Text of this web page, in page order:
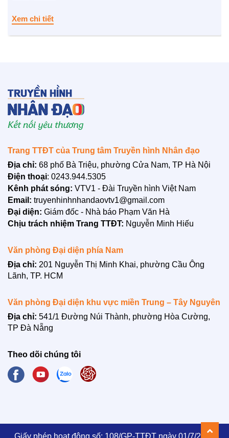
Địa chỉ nhân ái
BẠN ĐỌC
Xem chi tiết
Trang TTĐT của Trung tâm Truyền hình Nhân đạo
Địa chỉ: 68 phố Bà Triệu, phường Cửa Nam, TP Hà Nội
Điện thoại: 0243.944.5305
Kênh phát sóng: VTV1 - Đài Truyền hình Việt Nam
Email: truyenhinhnhandaovtv1@gmail.com
Đại diện: Giám đốc - Nhà báo Phạm Văn Hà
Chịu trách nhiệm Trang TTĐT: Nguyễn Minh Hiếu
Văn phòng Đại diện phía Nam
Địa chỉ: 201 Nguyễn Thị Minh Khai, phường Cầu Ông
Lãnh, TP. HCM
Văn phòng Đại diện khu vực miền Trung – Tây Nguyên
Địa chỉ: 541/1 Đường Núi Thành, phường Hòa Cường,
TP Đà Nẵng
Theo dõi chúng tôi